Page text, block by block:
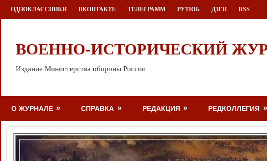
Перейти
к
ОДНОКЛАССНИКИ ВКОНТАКТЕ ТЕЛЕГРАММ РУТЮБ ДЗЕН RSS
ВОЕННО-ИСТОРИЧЕСКИЙ
Издание Министерства обороны России
О ЖУРНАЛЕ СПРАВКА РЕДАКЦИЯ РЕДКОЛЛЕГИЯ